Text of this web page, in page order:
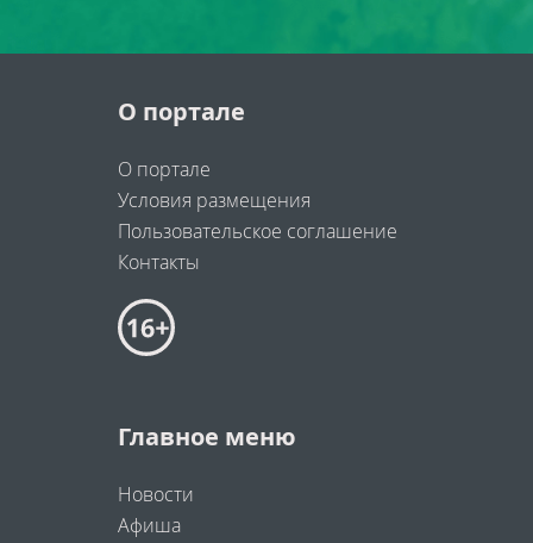
О портале
О портале
Условия размещения
Пользовательское соглашение
Контакты
Главное меню
Новости
Афиша